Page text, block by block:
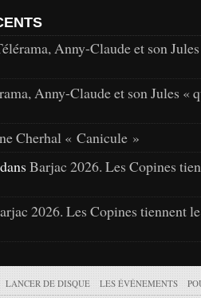
Anny-Claude et son
Anny-Claude et son Jules «
Cherhal « Canicule »
Barjac 2026. Les Copines
2026. Les Copines tiennent
LANCER DE DISQUE LES ÉVÉNEMENTS